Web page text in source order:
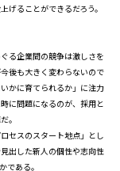
げることができるだろう。
る企業間の競争は激しさを
後も大きく変わらないので
かに育てられるか」に注力
に問題になるのが、採用と
。
セスのスタート地点」とし
出した新人の個性や志向性
である。